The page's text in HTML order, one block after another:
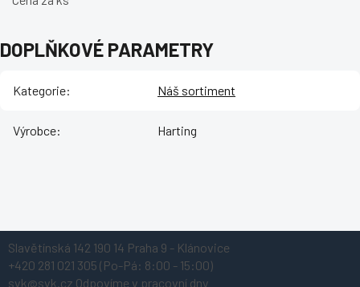
DOPLŇKOVÉ PARAMETRY
Kategorie: Náš sortiment
Výrobce: Harting
Slavětínská 142 190 14 Praha 9 - Klánovice
+420 281 021 305 (Po-Pá: 8:00 - 15:00)
svk@svk.cz Odpovíme v pracovní dny